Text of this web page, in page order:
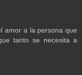
amor a la persona que
tanto se necesita a